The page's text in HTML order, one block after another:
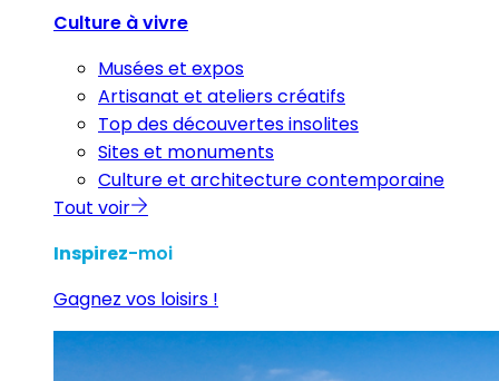
Culture à vivre
Musées et expos
Artisanat et ateliers créatifs
Top des découvertes insolites
Sites et monuments
Culture et architecture contemporaine
Tout voir
Inspirez-moi
Gagnez vos loisirs !